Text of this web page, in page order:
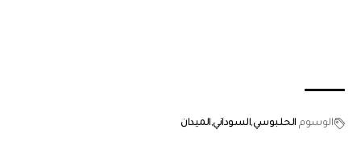
الوسوم الحلبوسيالسوداني الميدان